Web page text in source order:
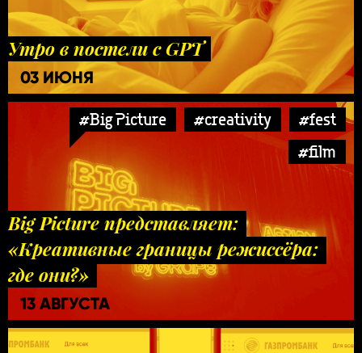
Утро в постели с GPT
03 ИЮНЯ
#Big Picture #creativity
#fest
#film
Big Picture представляет:
«Креативные границы режиссёра:
где они?»
13 АВГУСТА